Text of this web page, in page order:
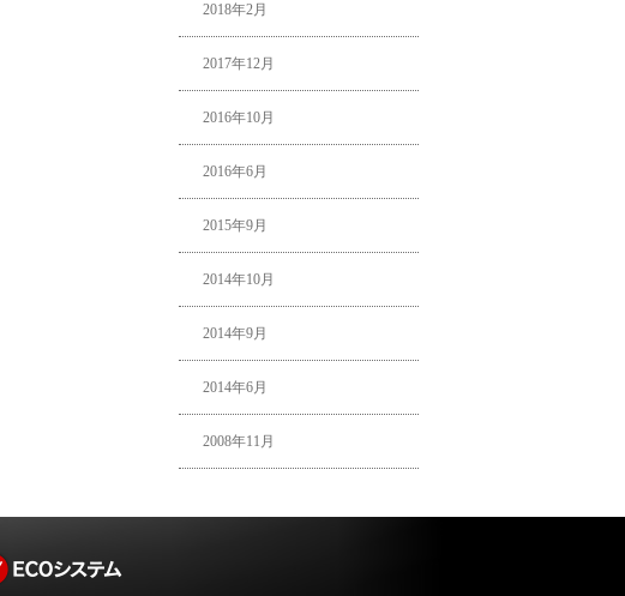
2018年2月
2017年12月
2016年10月
2016年6月
2015年9月
2014年10月
2014年9月
2014年6月
2008年11月